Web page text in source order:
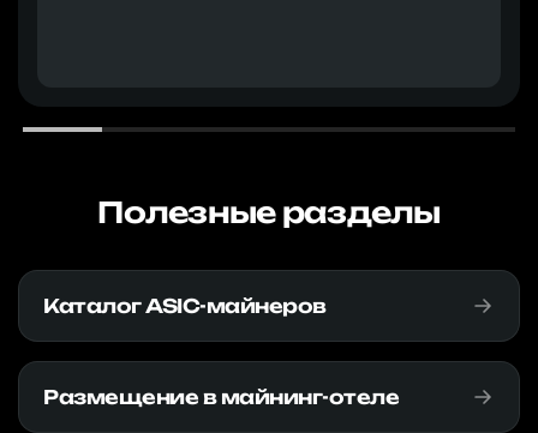
Полезные разделы
Каталог ASIC-майнеров
Размещение в майнинг-отеле